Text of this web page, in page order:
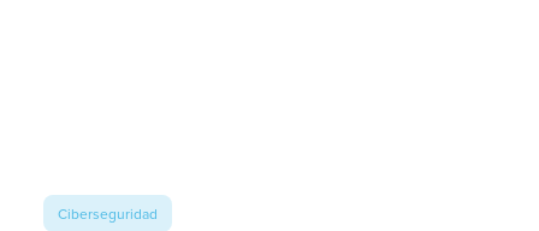
Ciberseguridad